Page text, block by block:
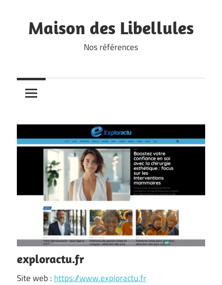
content
Maison des Libellules
Nos références
exploractu.fr
Site web : https://www.exploractu.fr